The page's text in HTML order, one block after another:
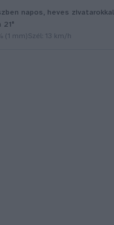
napos, heves zivatarokkal
21°
(1 mm)Szél: 13 km/h